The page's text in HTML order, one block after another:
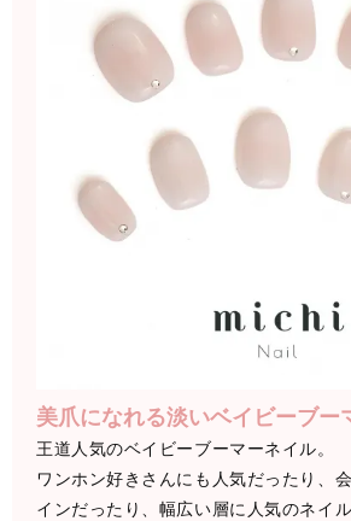
美爪になれる淡いベイビーブー
王道人気のベイビーブーマーネイル。
ワンホン好きさんにも人気だったり、
インだったり、幅広い層に人気のネイル